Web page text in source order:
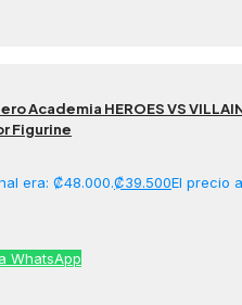
Academia HEROES VS
Figurine
era: ₡48.000.₡39.500El precio
WhatsApp